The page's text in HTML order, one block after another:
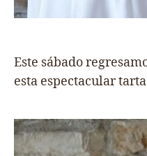
Este sábado
esta espectacular